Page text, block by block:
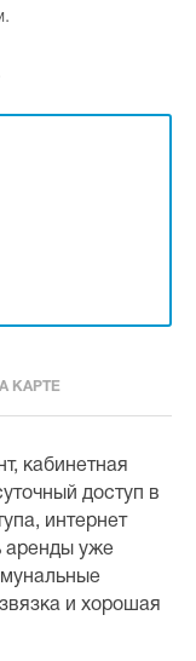
КАРТЕ
кабинетная
доступ в
интернет
аренды уже
и хорошая